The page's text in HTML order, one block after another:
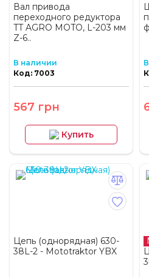
Вал привода
переходного редуктора
TT AGRO MOTO, L-203 мм
Z-6..
В наличии
Код: 7003
567 грн
Купить
Цепь (однорядная) 630-
38L-2 - Mototraktor YBX